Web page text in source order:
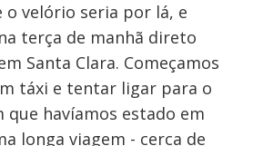
o velório seria por lá, e
terça de manhã direto
Santa Clara. Começamos
táxi e tentar ligar para o
que havíamos estado em
longa viagem - cerca de